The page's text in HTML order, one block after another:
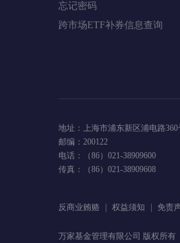
忘记密码
跨市场ETF补券信息查询
地址：上海市浦东新区浦电路
邮编：200122
电话：（86）021-38909600
传真：（86）021-38909608
反商业贿赂 权益须知 免责
万家基金管理有限公司 版权所有